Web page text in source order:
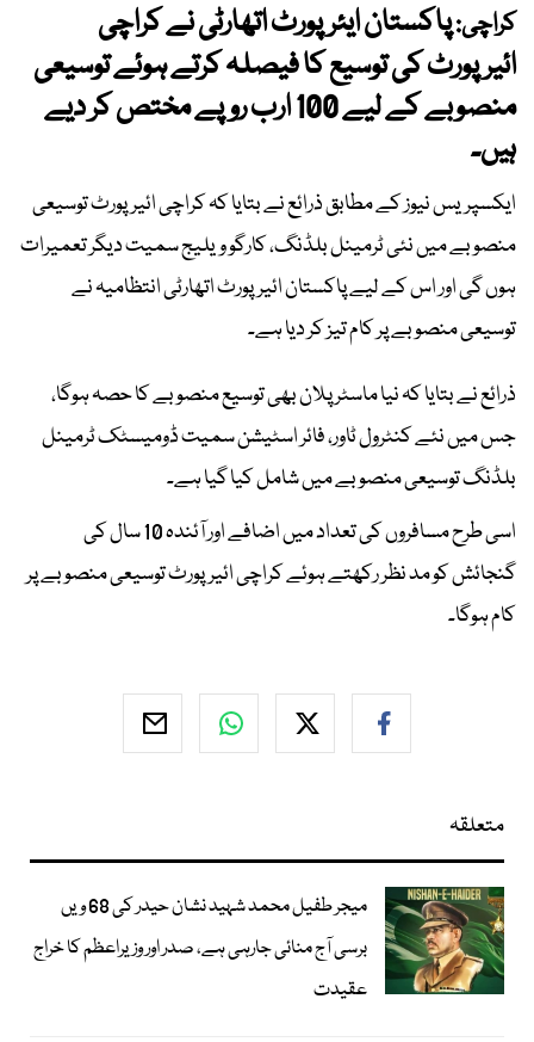
کراچی:پاکستان ایئرپورٹ اتھارٹی نے کراچی
ائیرپورٹ کی توسیع کا فیصلہ کرتے ہوئے توسیعی
منصوبے کے لیے 100 ارب روپے مختص کر دیے
ہیں۔
ایکسپریس نیوز کے مطابق ذرائع نے بتایا کہ کراچی ائیرپورٹ توسیعی
منصوبے میں نئی ٹرمینل بلڈنگ، کارگو ویلیج سمیت دیگر تعمیرات
ہوں گی اور اس کے لیے پاکستان ائیرپورٹ اتھارٹی انتظامیہ نے
توسیعی منصوبے پر کام تیز کر دیا ہے۔
ذرائع نے بتایا کہ نیا ماسٹر پلان بھی توسیع منصوبے کا حصہ ہوگا،
جس میں نئے کنٹرول ٹاور، فائر اسٹیشن سمیت ڈومیسٹک ٹرمینل
بلڈنگ توسیعی منصوبے میں شامل کیا گیا ہے۔
اسی طرح مسافروں کی تعداد میں اضافے اور آئندہ 10 سال کی
گنجائش کو مد نظر رکھتے ہوئے کراچی ائیرپورٹ توسیعی منصوبے پر
کام ہوگا۔
متعلقہ
میجر طفیل محمد شہید نشان حیدر کی 68 ویں
برسی آج منائی جارہی ہے، صدر اور وزیراعظم کا خراج
عقیدت